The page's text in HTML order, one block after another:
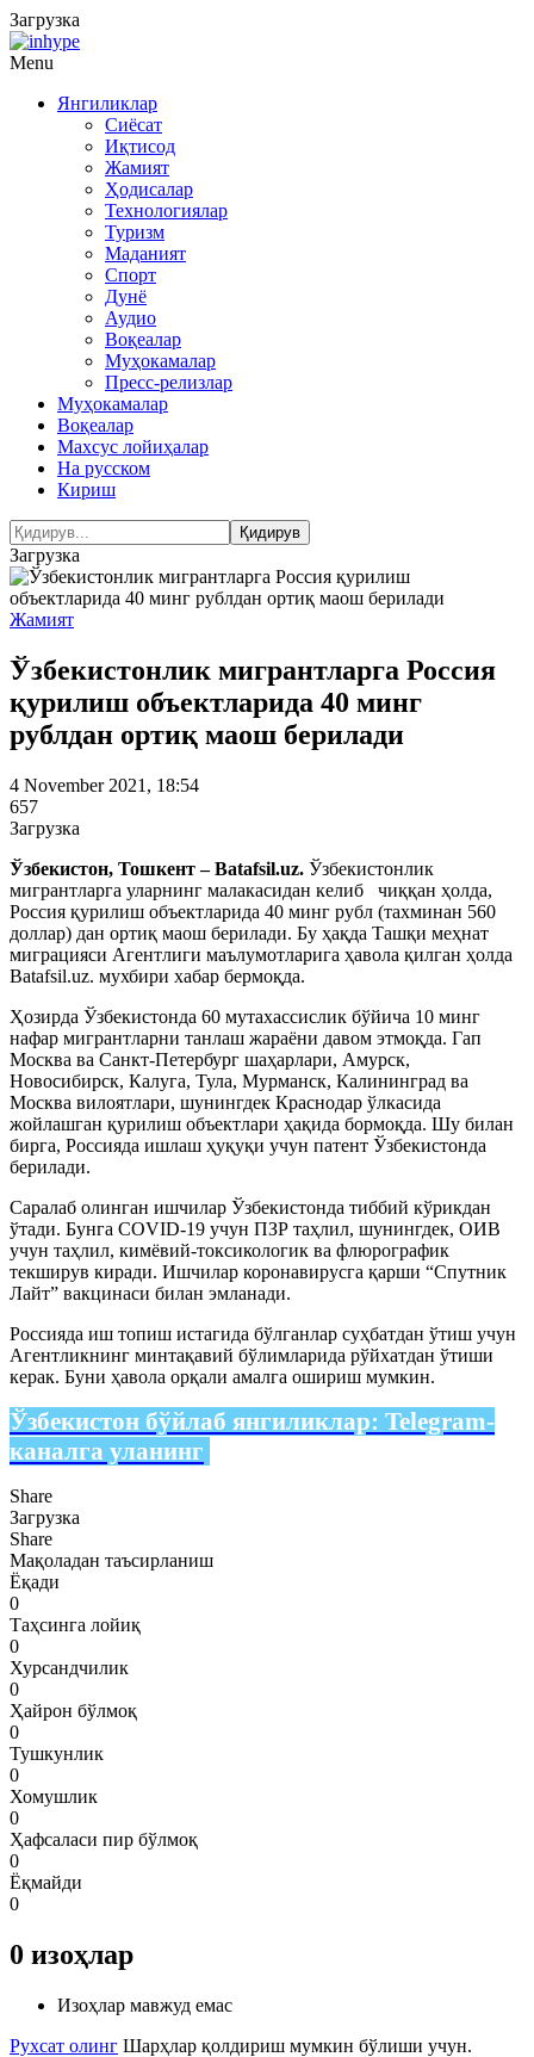
Загрузка
Menu
Янгиликлар
Сиёсат
Иқтисод
Жамият
Ҳодисалар
Технологиялар
Туризм
Маданият
Спорт
Дунё
Аудио
Воқеалар
Муҳокамалар
Пресс-релизлар
Муҳокамалар
Воқеалар
Махсус лойиҳалар
На русском
Кириш
Загрузка
Жамият
Ўзбекистонлик мигрантларга Россия
қурилиш объектларида 40 минг
рублдан ортиқ маош берилади
4 November 2021, 18:54
657
Загрузка
Ўзбекистон, Тошкент – Batafsil.uz. Ўзбекистонлик
мигрантларга уларнинг малакасидан келиб чиққан ҳолда,
Россия қурилиш объектларида 40 минг рубл (тахминан 560
доллар) дан ортиқ маош берилади. Бу ҳақда Ташқи меҳнат
миграцияси Агентлиги маълумотларига ҳавола қилган ҳолда
Batafsil.uz. мухбири хабар бермоқда.
Ҳозирда Ўзбекистонда 60 мутахассислик бўйича 10 минг
нафар мигрантларни танлаш жараёни давом этмоқда. Гап
Москва ва Санкт-Петербург шаҳарлари, Амурск,
Новосибирск, Калуга, Тула, Мурманск, Калининград ва
Москва вилоятлари, шунингдек Краснодар ўлкасида
жойлашган қурилиш объектлари ҳақида бормоқда. Шу билан
бирга, Россияда ишлаш ҳуқуқи учун патент Ўзбекистонда
берилади.
Саралаб олинган ишчилар Ўзбекистонда тиббий кўрикдан
ўтади. Бунга COVID-19 учун ПЗР таҳлил, шунингдек, ОИВ
учун таҳлил, кимёвий-токсикологик ва флюрографик
текширув киради. Ишчилар коронавирусга қарши “Спутник
Лайт” вакцинаси билан эмланади.
Россияда иш топиш истагида бўлганлар суҳбатдан ўтиш учун
Агентликнинг минтақавий бўлимларида рўйхатдан ўтиши
керак. Буни ҳавола орқали амалга ошириш мумкин.
Ўзбекистон бўйлаб янгиликлар: Telegram-
каналга уланинг
Share
Загрузка
Share
Мақоладан таъсирланиш
Ёқади
0
Таҳсинга лойиқ
0
Хурсандчилик
0
Ҳайрон бўлмоқ
0
Тушкунлик
0
Хомушлик
0
Ҳафсаласи пир бўлмоқ
0
Ёқмайди
0
0 изоҳлар
Изоҳлар мавжуд емас
Рухсат олинг Шарҳлар қолдириш мумкин бўлиши учун.